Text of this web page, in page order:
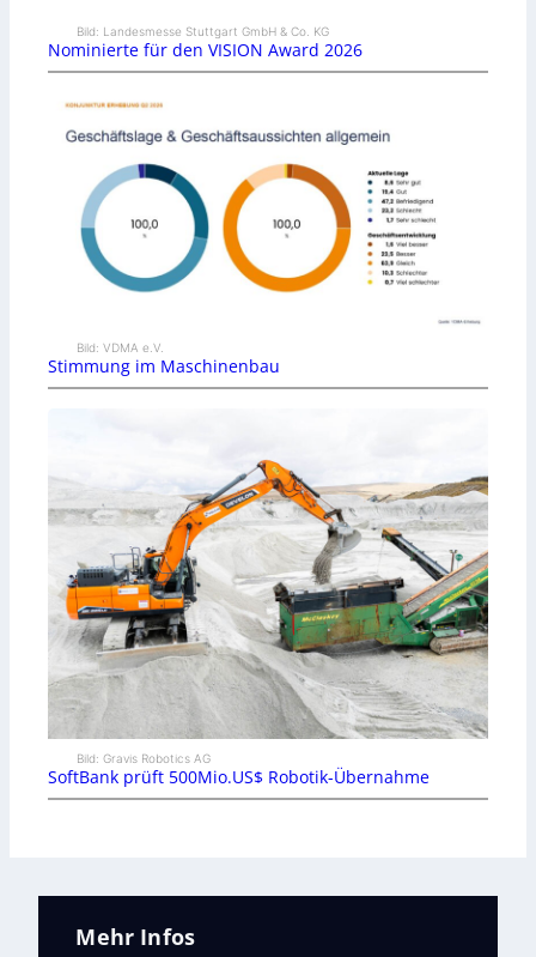
Bild: Landesmesse Stuttgart GmbH & Co. KG
Nominierte für den VISION Award 2026
Bild: VDMA e.V.
Stimmung im Maschinenbau
Bild: Gravis Robotics AG
SoftBank prüft 500Mio.US$ Robotik-Übernahme
Mehr Infos